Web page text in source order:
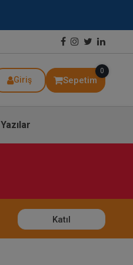
Giriş Sepetim
0
Yazılar
Katıl